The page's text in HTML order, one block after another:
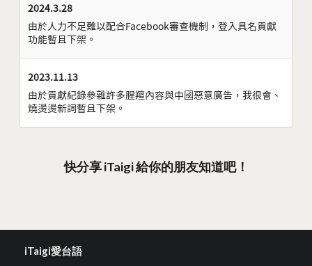
2024.3.28
由於人力不足難以配合Facebook審查機制，登入具名貢獻
功能暫且下架。
2023.11.13
由於貢獻紀錄參雜許多腥羶內容與中國惡意廣告，我很會、
燒燙燙新詞暫且下架。
快分享 iTaigi 給你的朋友知道吧！
iTaigi愛台語